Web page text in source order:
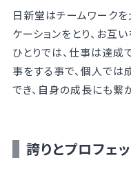
日新堂はチームワークを
ケーションをとり、お互
ひとりでは、仕事は達成
事をする事で、個人で
でき、自身の成長にも繋
誇りとプロフェ